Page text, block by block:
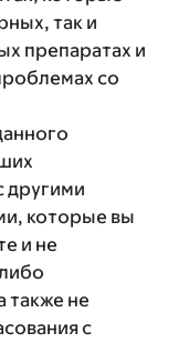
так и
препаратах и
со
другими
которые вы
и не
также не
с